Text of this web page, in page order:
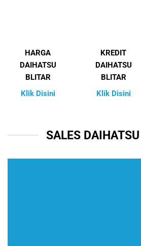
HARGA
DAIHATSU
BLITAR
Klik Disini
KREDIT
DAIHATSU
BLITAR
Klik Disini
SALES